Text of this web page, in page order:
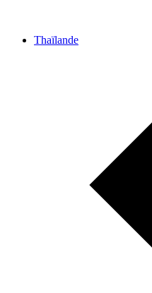
Thaïlande